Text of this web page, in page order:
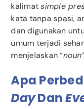
kalimatsimple
kata tanpa spasi,
dan digunakan
umum terjadi
menjelaskan “noun
Apa
DayDan